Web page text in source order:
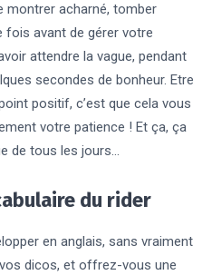
montrer acharné, tomber
fois avant de gérer votre
attendre la vague, pendant
secondes de bonheur. Etre
positif, c’est que cela vous
votre patience ! Et ça, ça
de tous les jours…
du rider
en anglais, sans vraiment
dicos, et offrez-vous une